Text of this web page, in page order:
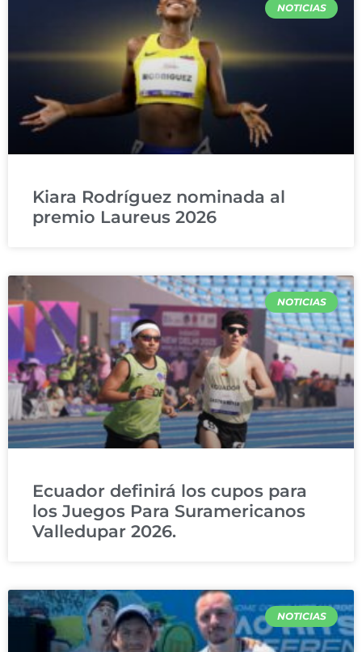
NOTICIAS
Kiara Rodríguez nominada al
premio Laureus 2026
NOTICIAS
Ecuador definirá los cupos para
los Juegos Para Suramericanos
Valledupar 2026.
NOTICIAS